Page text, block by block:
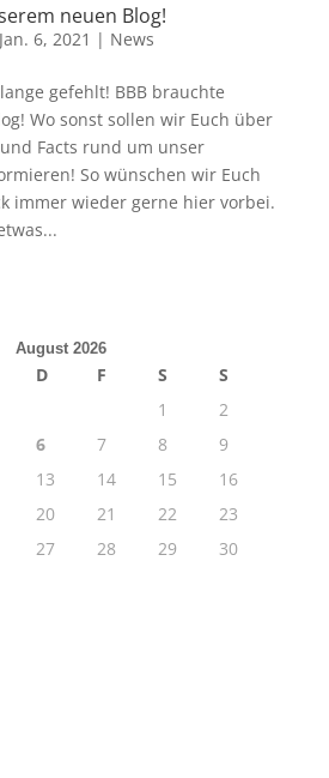
neuen Blog!
Jan. 6, 2021 | News
gefehlt! BBB brauchte
Wo sonst sollen wir Euch über
Facts rund um unser
So wünschen wir Euch
immer wieder gerne hier vorbei.
August 2026
D F S
S
1
2
6 7 8
9
13 14 15
16
20 21 22
23
27 28 29
30